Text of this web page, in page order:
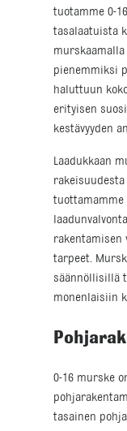
tuotamme 0-
tasalaatuista
pienemmiksi
haluttuun
erityisen
kestävyyden
Laadukkaan
rakentamisen
tarpeet.
säännöllisillä
monenlaisiin
0-16 murske
tasainen